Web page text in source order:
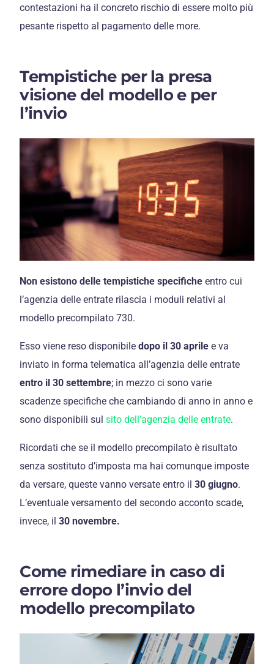
contestazioni ha il concreto rischio di essere molto più
pesante rispetto al pagamento delle more.
Tempistiche per la presa
visione del modello e per
l’invio
Non esistono delle tempistiche specifiche entro cui
l’agenzia delle entrate rilascia i moduli relativi al
modello precompilato 730.
Esso viene reso disponibiledopo il 30 aprile e va
inviato in forma telematica all’agenzia delle entrate
entro il 30 settembre; in mezzo ci sono varie
scadenze specifiche che cambiando di anno in anno e
sono disponibili sulsito dell’agenzia delle entrate.
Ricordati che se il modello precompilato è risultato
senza sostituto d’imposta ma hai comunque imposte
da versare, queste vanno versate entro il30 giugno.
L’eventuale versamento del secondo acconto scade,
invece, il30 novembre.
Come rimediare in caso di
errore dopo l’invio del
modello precompilato